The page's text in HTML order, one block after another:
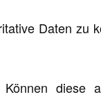
Daten zu
diese